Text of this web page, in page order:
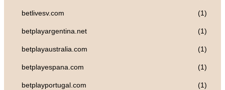
betlivesv.com (1)
betplayargentina.net (1)
betplayaustralia.com (1)
betplayespana.com (1)
betplayportugal.com (1)